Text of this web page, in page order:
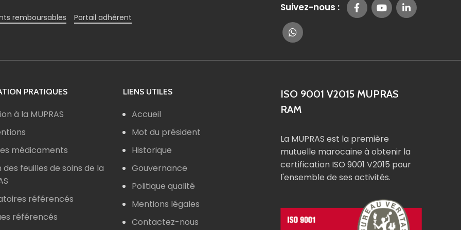
remboursables Portail adhérent
Suivez-nous :
PRATIQUES
à la MUPRAS
médicaments
des feuilles de soins de la
référencés
référencés
LIENS UTILES
Accueil
Mot du président
Historique
Gouvernance
Politique qualité
Mentions légales
Contactez-nous
ISO 9001 V2015 MUPRAS
RAM
La MUPRAS est la première
mutuelle marocaine à obtenir la
certification ISO 9001 V2015 pour
l'ensemble de ses activités.